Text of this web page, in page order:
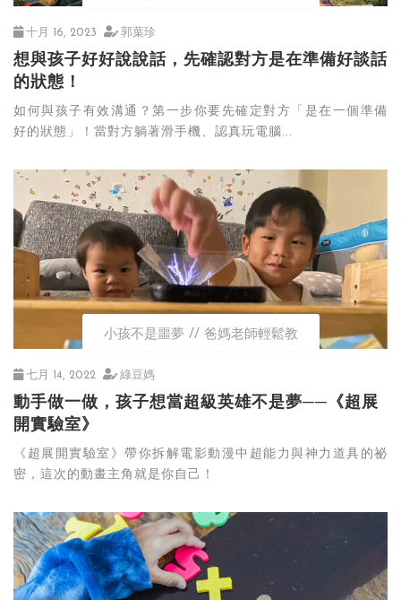
十月 16, 2023 郭葉珍
想與孩子好好說說話，先確認對方是在準備好談話
的狀態！
如何與孩子有效溝通？第一步你要先確定對方「是在一個準備
好的狀態」！當對方躺著滑手機、認真玩電腦...
小孩不是噩夢 爸媽老師輕鬆教
七月 14, 2022 綠豆媽
動手做一做，孩子想當超級英雄不是夢──《超展
開實驗室》
《超展開實驗室》帶你拆解電影動漫中超能力與神力道具的祕
密，這次的動畫主角就是你自己！